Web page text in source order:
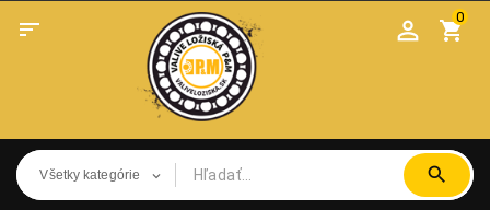
 shopping_cart
0